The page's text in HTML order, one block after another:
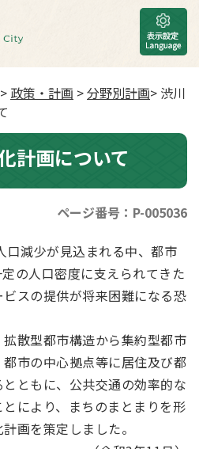
> 政策・計画 >分野別計画> 渋川
計画について
ページ番号：P-005036
口減少が見込まれる中、都市
の人口密度に支えられてきた
スの提供が将来困難になる恐
散型都市構造から集約型都市
市の中心拠点等に居住及び都
ともに、公共交通の効率的な
により、まちのまとまりを形
画を策定しました。